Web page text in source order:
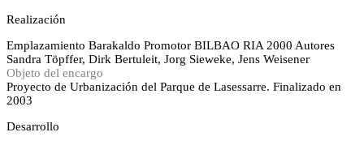
Realización
Emplazamiento Barakaldo Promotor BILBAO RIA 2000 Autores
Sandra Töpffer, Dirk Bertuleit, Jorg Sieweke, Jens Weisener
Objeto del encargo
Proyecto de Urbanización del Parque de Lasessarre. Finalizado en
2003
Desarrollo